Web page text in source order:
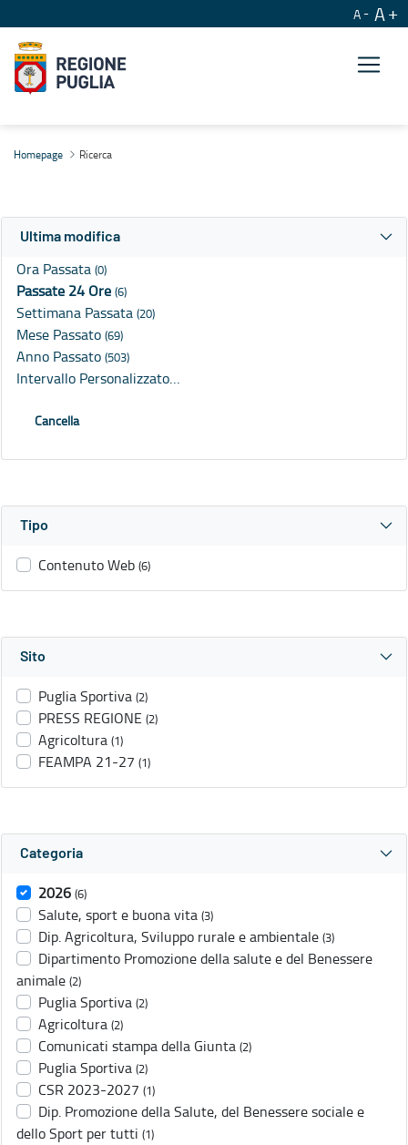
A A
Homepage Ricerca
Ultima modifica
Ora Passata (0)
Passate 24 Ore (6)
Settimana Passata (20)
Mese Passato (69)
Anno Passato (503)
Intervallo Personalizzato…
Cancella
Tipo
Contenuto Web (6)
Sito
Puglia Sportiva (2)
PRESS REGIONE (2)
Agricoltura (1)
FEAMPA 21-27 (1)
Categoria
2026 (6)
Salute, sport e buona vita (3)
Dip. Agricoltura, Sviluppo rurale e ambientale (3)
Dipartimento Promozione della salute e del Benessere
animale (2)
Puglia Sportiva (2)
Agricoltura (2)
Comunicati stampa della Giunta (2)
Puglia Sportiva (2)
CSR 2023-2027 (1)
Dip. Promozione della Salute, del Benessere sociale e
dello Sport per tutti (1)